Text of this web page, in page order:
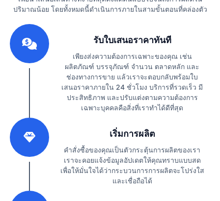
ปริมาณน้อย โดยทั้งหมดนี้ดำเนินการภายในสามขั้นตอนที่คล่องตัว
รับใบเสนอราคาทันที
เพียงส่งความต้องการเฉพาะของคุณ เช่น
ผลิตภัณฑ์ บรรจุภัณฑ์ จำนวน ตลาดหลัก และ
ช่องทางการขาย แล้วเราจะตอบกลับพร้อมใบ
เสนอราคาภายใน 24 ชั่วโมง บริการที่รวดเร็ว มี
ประสิทธิภาพ และปรับแต่งตามความต้องการ
เฉพาะบุคคลคือสิ่งที่เราทำได้ดีที่สุด
เริ่มการผลิต
คำสั่งซื้อของคุณเป็นตัวกระตุ้นการผลิตของเรา
เราจะคอยแจ้งข้อมูลอัปเดตให้คุณทราบแบบสด
เพื่อให้มั่นใจได้ว่ากระบวนการการผลิตจะโปร่งใส
และเชื่อถือได้